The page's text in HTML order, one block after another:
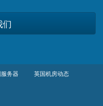
们
务器 英国机房动态